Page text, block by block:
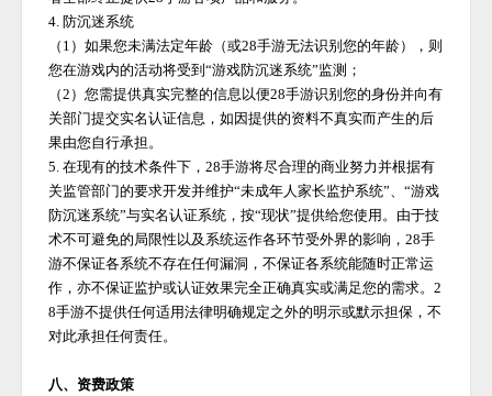
4. 防沉迷系统
（ 1）如果您未满法定年龄（或28手游无法识别您的年龄），则
您在游戏内的活动将受到“游戏防沉迷系统”监测；
（2）您需提供真实完整的信息以便28手游识别您的身份并向有
关部门提交实名认证信息，如因提供的资料不真实而产生的后
果由您自行承担。
5. 在现有的技术条件下，28手游将尽合理的商业努力并根据有
关监管部门的要求开发并维护“未成年人家长监护系统”、“游戏
防沉迷系统”与实名认证系统，按“现状”提供给您使用。由于技
术不可避免的局限性以及系统运作各环节受外界的影响，28手
游不保证各系统不存在任何漏洞，不保证各系统能随时正常运
作，亦不保证监护或认证效果完全正确真实或满足您的需求。2
8手游不提供任何适用法律明确规定之外的明示或默示担保，不
对此承担任何责任。
八、资费政策